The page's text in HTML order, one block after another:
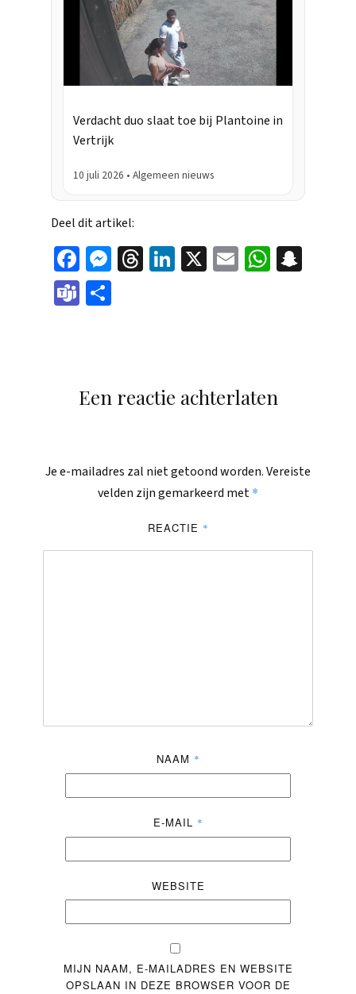
Verdacht duo slaat toe bij Plantoine in
Vertrijk
10 juli 2026 • Algemeen nieuws
Deel dit artikel:
Face
boo
Mes
Thr
Link
Ema
Wha
Tea
Een reactie achterlaten
Je e-mailadres zal niet getoond worden.Vereiste
velden zijn gemarkeerd met*
REACTIE *
NAAM *
E-MAIL *
WEBSITE
MIJN NAAM, E-MAILADRES EN WEBSITE
OPSLAAN IN DEZE BROWSER VOOR DE